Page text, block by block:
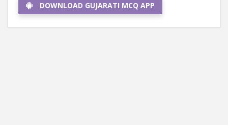
DOWNLOAD GUJARATI MCQ APP